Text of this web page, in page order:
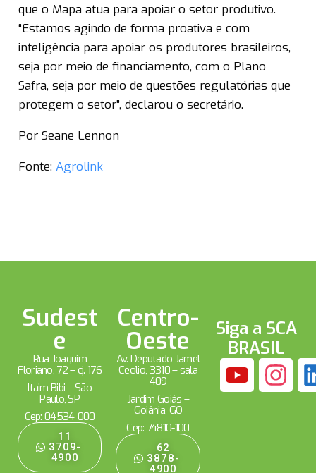
que o Mapa atua para apoiar o setor produtivo.
“Estamos agindo de forma proativa e com
inteligência para apoiar os produtores brasileiros,
seja por meio de financiamento, com o Plano
Safra, seja por meio de questões regulatórias que
protegem o setor”, declarou o secretário.
Por Seane Lennon
Fonte: Agrolink
Sudest
e
Rua Joaquim
Floriano, 72 – cj. 176
Itaim Bibi – São
Paulo, SP
Cep: 04534-000
11
3709-
4900
Centro-
Oeste
Av. Deputado Jamel
Cecílio, 3310 – sala
409
Jardim Goiás –
Goiânia, GO
Cep: 74810-100
62
3878-
4900
Siga a SCA
BRASIL